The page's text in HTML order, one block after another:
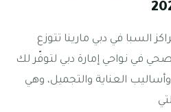
السبا في دبي مارينا تتوزع
في نواحي إمارة دبي لتوفّر لك
العناية والتجميل، وهي